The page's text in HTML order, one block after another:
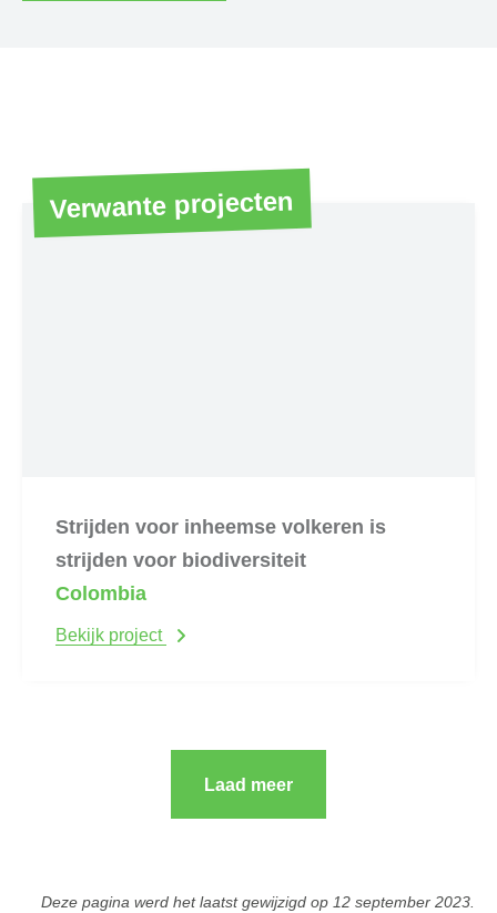
Verwante projecten
Strijden voor inheemse volkeren is
strijden voor biodiversiteit
Colombia
Bekijk project
Laad meer
Deze pagina werd het laatst gewijzigd op 12 september 2023